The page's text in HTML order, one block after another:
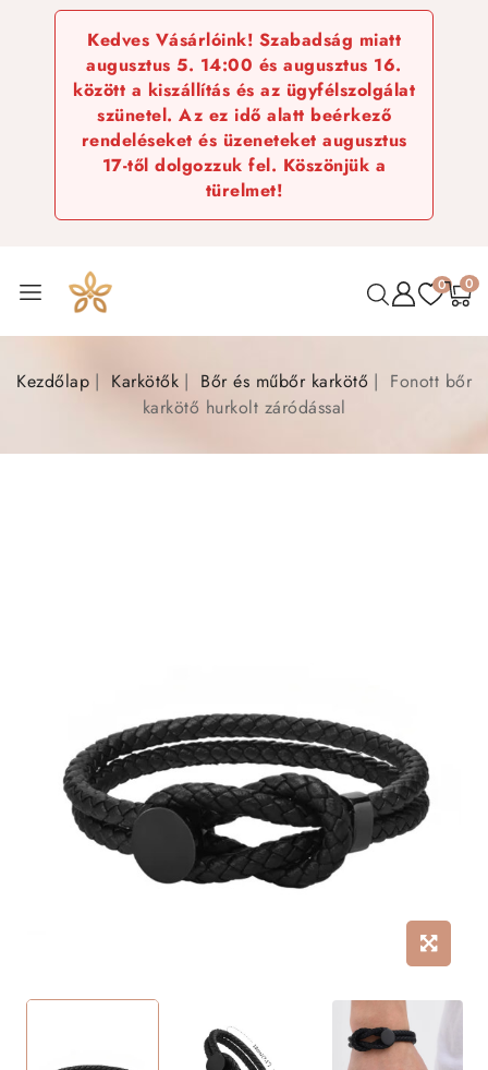
Kedves Vásárlóink! Szabadság miatt
augusztus 5. 14:00 és augusztus 16.
között a kiszállítás és az ügyfélszolgálat
szünetel. Az ez idő alatt beérkező
rendeléseket és üzeneteket augusztus
17-től dolgozzuk fel. Köszönjük a
türelmet!
0 0
Kezdőlap Karkötők Bőr és műbőr karkötő
Fonott bőr
karkötő hurkolt záródással